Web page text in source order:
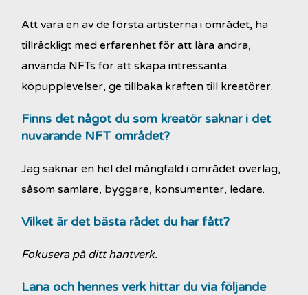
Att vara en av de första artisterna i området, ha
tillräckligt med erfarenhet för att lära andra,
använda NFTs för att skapa intressanta
köpupplevelser, ge tillbaka kraften till kreatörer.
Finns det något du som kreatör saknar i det
nuvarande NFT området?
Jag saknar en hel del mångfald i området överlag,
såsom samlare, byggare, konsumenter, ledare.
Vilket är det bästa rådet du har fått?
Fokusera på ditt hantverk.
Lana och hennes verk hittar du via följande